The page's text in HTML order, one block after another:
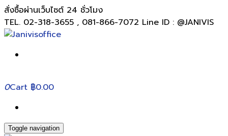
สั่งซื้อผ่านเว็บไซต์ 24 ชั่วโมง
TEL. 02-318-3655 , 081-866-7072 Line ID : @JANIVIS
0Cart ฿0.00
Toggle navigation